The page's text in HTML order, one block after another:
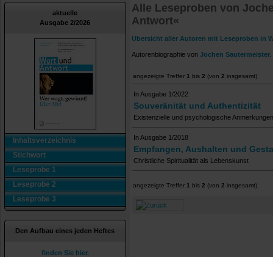
aktuelle
Ausgabe 2/2026
Inhaltsverzeichnis
Stichwort
Leseprobe 1
Leseprobe 2
Leseprobe 3
Den Aufbau eines jeden Heftes
finden Sie hier.
Alle Leseproben von
Antwort«
Übersicht aller Autoren mit Leseproben in
Autorenbiographie von Jochen Sautermeister
angezeigte Treffer 1 bis 2 (von 2 insgesamt)
In Ausgabe 1/2022
Souveränität und Authentizität
Existenzielle und psychologische
In Ausgabe 1/2018
Empfangen, Aushalten und
Christliche Spiritualität als Lebenskunst
angezeigte Treffer 1 bis 2 (von 2 insgesamt)